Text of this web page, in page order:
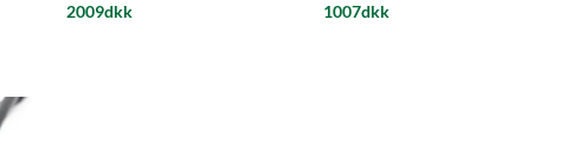
2009dkk 1007dkk